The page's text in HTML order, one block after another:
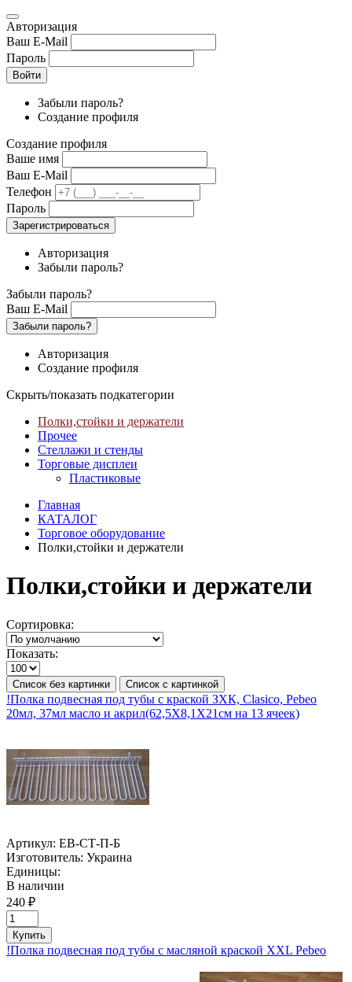
Авторизация
Ваш E-Mail
Пароль
Войти
Забыли пароль?
Создание профиля
Создание профиля
Ваше имя
Ваш E-Mail
Телефон
Пароль
Зарегистрироваться
Авторизация
Забыли пароль?
Забыли пароль?
Ваш E-Mail
Забыли пароль?
Авторизация
Создание профиля
Скрыть/показать подкатегории
Полки,стойки и держатели
Прочее
Стеллажи и стенды
Торговые дисплеи
Пластиковые
Главная
КАТАЛОГ
Торговое оборудование
Полки,стойки и держатели
Полки,стойки и держатели
Сортировка:
Показать:
Список без картинки Список с картинкой
!Полка подвесная под тубы с краской ЗХК, Clasico, Pebeo
20мл, 37мл масло и акрил(62,5Х8,1Х21см на 13 ячеек)
Артикул: ЕВ-СТ-П-Б
Изготовитель: Украина
Единицы:
В наличии
240 ₽
Купить
!Полка подвесная под тубы с масляной краской XXL Pebeo